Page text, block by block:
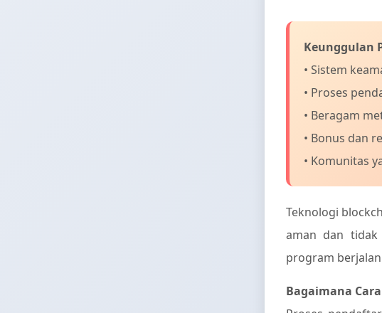
Keunggulan
• Sistem
• Proses
• Beragam
• Bonus dan
• Komunitas
Teknologi
aman dan tidak
program
Bagaimana